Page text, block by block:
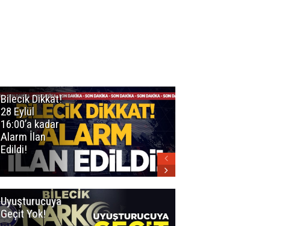
Bilecik Dikkat!
28 Eylül
16:00’a kadar
Alarm İlan
Edildi!
Uyuşturucuya
Geçit Yok!